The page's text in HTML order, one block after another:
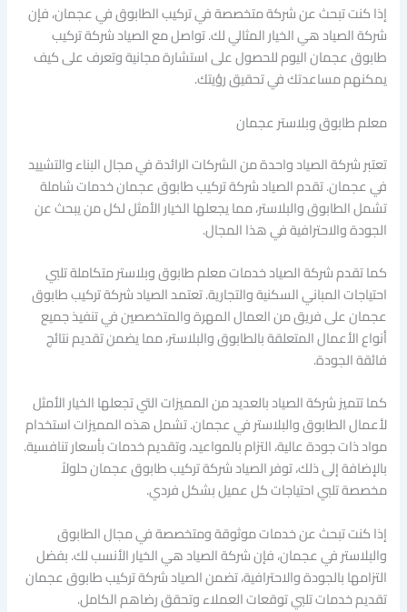
إذا كنت تبحث عن شركة متخصصة في تركيب الطابوق في عجمان، فإن
شركة الصياد هي الخيار المثالي لك. تواصل مع الصياد شركة تركيب
طابوق عجمان اليوم للحصول على استشارة مجانية وتعرف على كيف
يمكنهم مساعدتك في تحقيق رؤيتك.
معلم طابوق وبلاستر عجمان
تعتبر شركة الصياد واحدة من الشركات الرائدة في مجال البناء والتشييد
في عجمان. تقدم الصياد شركة تركيب طابوق عجمان خدمات شاملة
تشمل الطابوق والبلاستر، مما يجعلها الخيار الأمثل لكل من يبحث عن
الجودة والاحترافية في هذا المجال.
كما تقدم شركة الصياد خدمات معلم طابوق وبلاستر متكاملة تلبي
احتياجات المباني السكنية والتجارية. تعتمد الصياد شركة تركيب طابوق
عجمان على فريق من العمال المهرة والمتخصصين في تنفيذ جميع
أنواع الأعمال المتعلقة بالطابوق والبلاستر، مما يضمن تقديم نتائج
فائقة الجودة.
كما تتميز شركة الصياد بالعديد من المميزات التي تجعلها الخيار الأمثل
لأعمال الطابوق والبلاستر في عجمان. تشمل هذه المميزات استخدام
مواد ذات جودة عالية، التزام بالمواعيد، وتقديم خدمات بأسعار تنافسية.
بالإضافة إلى ذلك، توفر الصياد شركة تركيب طابوق عجمان حلولاً
مخصصة تلبي احتياجات كل عميل بشكل فردي.
إذا كنت تبحث عن خدمات موثوقة ومتخصصة في مجال الطابوق
والبلاستر في عجمان، فإن شركة الصياد هي الخيار الأنسب لك. بفضل
التزامها بالجودة والاحترافية، تضمن الصياد شركة تركيب طابوق عجمان
تقديم خدمات تلبي توقعات العملاء وتحقق رضاهم الكامل.